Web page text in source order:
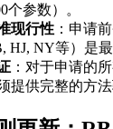
个参数）。
现行性 ：申请
HJ, NY等）是最
：对于申请的
提供完整的方法